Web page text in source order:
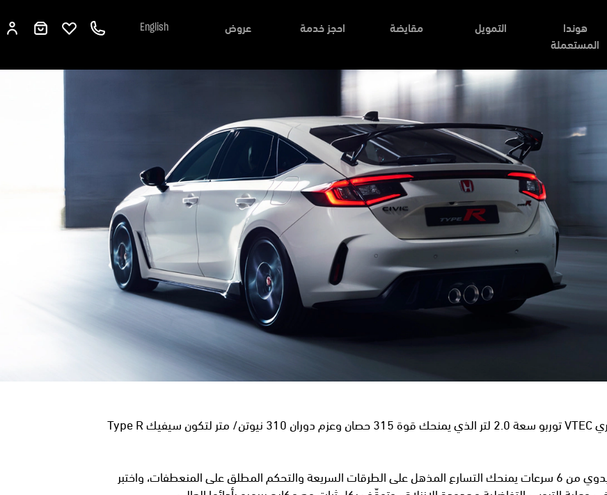
هوندا
المستعملة
التمويل مقايضة احجز خدمة عروض English
القوة كما تتمناها صارت بين يديك مع المحرك الأسطوري VTEC توربو سعة 2.0 لتر الذي يمنحك قوة 315 حصان وعزم دوران 310 نيوتن/ متر لتكون سيفيك Type R
انطلق بتشويق لم تشعر بمثله من قبل مع ناقل حركة يدوي من 6 سرعات يمنحك التسارع المذهل على الطرقات السريعة والتحكم المطلق على المنعطفات، واختبر